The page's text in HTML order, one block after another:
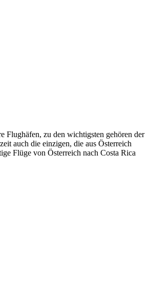
Flughäfen, zu den wichtigsten gehören der
auch die einzigen, die aus Österreich
Flüge von Österreich nach Costa Rica